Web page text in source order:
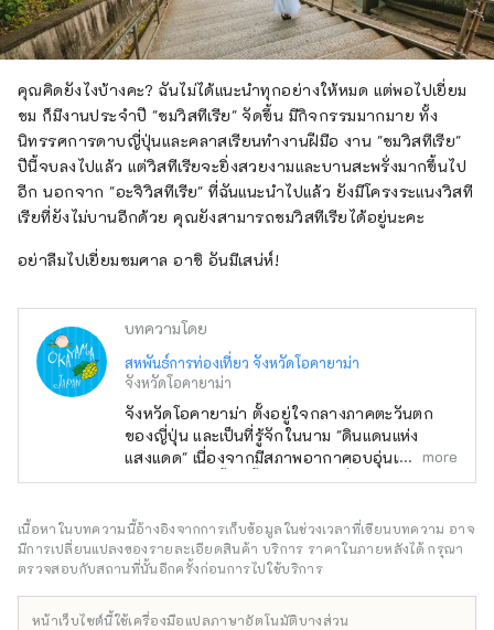
คุณคิดยังไงบ้างคะ? ฉันไม่ได้แนะนำทุกอย่างให้หมด แต่พอไปเยี่ยม
ชม ก็มีงานประจำปี "ชมวิสทีเรีย" จัดขึ้น มีกิจกรรมมากมาย ทั้ง
นิทรรศการดาบญี่ปุ่นและคลาสเรียนทำงานฝีมือ งาน "ชมวิสทีเรีย"
ปีนี้จบลงไปแล้ว แต่วิสทีเรียจะยิ่งสวยงามและบานสะพรั่งมากขึ้นไป
อีก นอกจาก "อะจิวิสทีเรีย" ที่ฉันแนะนำไปแล้ว ยังมีโครงระแนงวิสที
เรียที่ยังไม่บานอีกด้วย คุณยังสามารถชมวิสทีเรียได้อยู่นะคะ
อย่าลืมไปเยี่ยมชมศาล อาชิ อันมีเสน่ห์!
บทความโดย
สหพันธ์การท่องเที่ยว จังหวัดโอคายาม่า
จังหวัดโอคายาม่า
จังหวัดโอคายาม่า ตั้งอยู่ใจกลางภาคตะวันตก
ของญี่ปุ่น และเป็นที่รู้จักในนาม "ดินแดนแห่ง
แสงแดด" เนื่องจากมีสภาพอากาศอบอุ่นและมีฝน
ตกน้อยตลอดทั้งปี ตั้งอยู่ในทำเลที่สะดวกสบาย
ซาก้า และ ฮิโรชิมา! นอกจากนี้ยังเป็นประตูสู่
ชิโกกุผ่าน เซโตะ อีกด้วย โอคายามะยังเป็นที่รู้จัก
ในชื่อ "โอคายาม่า ผลไม้" และผลไม้ที่ได้รับ
คุณภาพสูงสุดในแง่ของความหวาน กลิ่น และ
more
เนื้อหาในบทความนี้อ้างอิงจากการเก็บข้อมูลในช่วงเวลาที่เขียนบทความ อาจ
มีการเปลี่ยนแปลงของรายละเอียดสินค้า บริการ ราคาในภายหลังได้ กรุณา
ตรวจสอบกับสถานที่นั้นอีกครั้งก่อนการไปใช้บริการ
หน้าเว็บไซต์นี้ใช้เครื่องมือแปลภาษาอัตโนมัติบางส่วน